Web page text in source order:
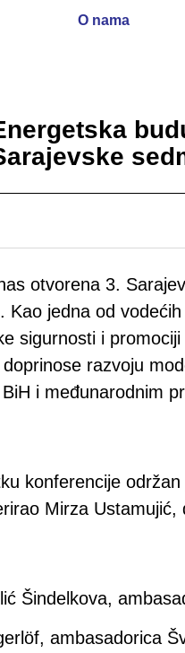
O nama
otvorena 3.
Kao jedna od
sigurnosti i
razvoju
i međunarodnim
konferencije
Mirza
Šindelkova,
ambasadorica